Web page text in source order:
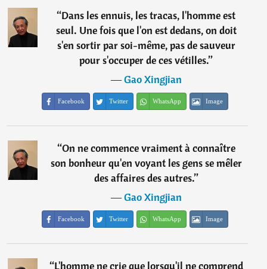
“Dans les ennuis, les tracas, l'homme est
seul. Une fois que l'on est dedans, on doit
s'en sortir par soi-même, pas de sauveur
pour s'occuper de ces vétilles.”
―Gao Xingjian
Facebook Twitter WhatsApp Image
“On ne commence vraiment à connaître
son bonheur qu'en voyant les gens se mêler
des affaires des autres.”
―Gao Xingjian
Facebook Twitter WhatsApp Image
“L'homme ne crie que lorsqu'il ne comprend